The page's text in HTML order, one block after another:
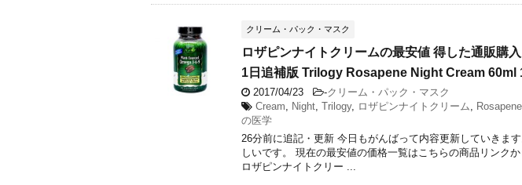
クリーム・パック・マスク
ロザピンナイトクリームの最安値 得した通販購
1日追補版 Trilogy Rosapene Night Cream 60ml
2017/04/23 -クリーム・パック・マスク
Cream, Night, Trilogy, ロザピンナイトクリーム, Rosapene
の医学
26分前に追記・更新 今日もがんばって内容更新していきま
しいです。 現在の最安値の価格一覧はこちらの商品リンク
ロザピンナイトクリー ...